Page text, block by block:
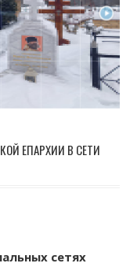
ЕПАРХИИ В СЕТИ
сетях